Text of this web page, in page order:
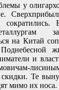
у
на Китай
и
Те
мимо их носа.